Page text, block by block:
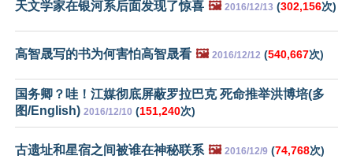
天文学家在银河系后面发现了惊喜 🖼️ 2016/12/13 (302,156次)
高智晟写的书为何害怕高智晟看 🖼️ 2016/12/12 (540,667次)
国务卿？哇！江媒彻底屏蔽罗拉巴克 死命推举洪博培(多
图/English) 2016/12/10 (151,240次)
古遗址和星宿之间被谁在神秘联系 🖼️ 2016/12/9 (74,768次)